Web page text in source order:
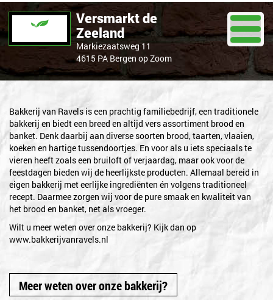
Versmarkt de
Zeeland
Markiezaatsweg 11
4615 PA Bergen op Zoom
Bakkerij van Ravels
MEER DAN 185 JAAR BAKKERSAMBACHT
Bakkerij van Ravels is een prachtig familiebedrijf, een traditionele
bakkerij en biedt een breed en altijd vers assortiment brood en
banket. Denk daarbij aan diverse soorten brood, taarten, vlaaien,
koeken en hartige tussendoortjes. En voor als u iets speciaals te
vieren heeft zoals een bruiloft of verjaardag, maar ook voor de
feestdagen bieden wij de heerlijkste producten. Allemaal bereid in
eigen bakkerij met eerlijke ingrediënten én volgens traditioneel
recept. Daarmee zorgen wij voor de pure smaak en kwaliteit van
het brood en banket, net als vroeger.
Wilt u meer weten over onze bakkerij? Kijk dan op
www.bakkerijvanravels.nl
Meer weten over onze bakkerij?